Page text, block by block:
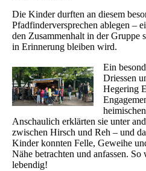
Die Kinder durften an diesem
Pfadfinderversprechen ablegen –
den Zusammenhalt in der Gruppe
in Erinnerung bleiben wird.
Ein
Driessen
Hegering
Anschaulich erklärten sie unter
zwischen Hirsch und Reh – und
Kinder konnten Felle, Geweihe
Nähe betrachten und anfassen.
lebendig!